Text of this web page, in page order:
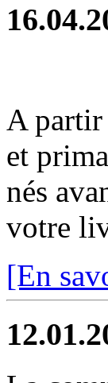
A
et
nés
votre
[En